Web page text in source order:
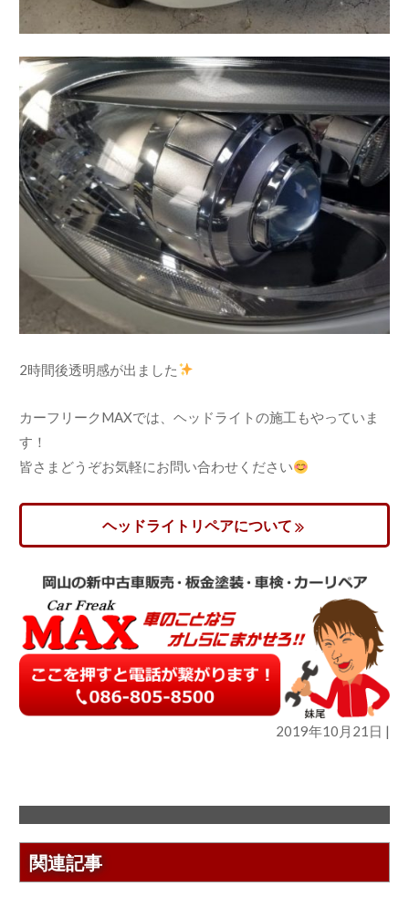
2時間後透明感が出ました
カーフリークMAXでは、ヘッドライトの施工もやっていま
す！
皆さまどうぞお気軽にお問い合わせください
ヘッドライトリペアについて
2019年10月21日 |
関連記事